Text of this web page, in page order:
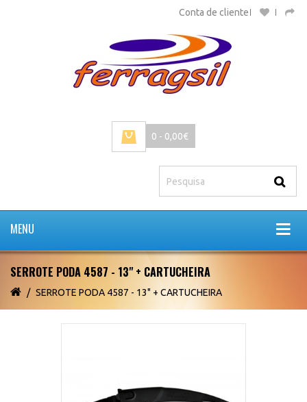
Conta de cliente
0 - 0,00€
MENU
SERROTE PODA 4587 - 13" + CARTUCHEIRA
SERROTE PODA 4587 - 13" + CARTUCHEIRA